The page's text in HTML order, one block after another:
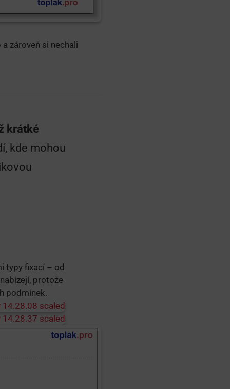
zároveň si nechali
krátké
kde mohou
typy fixací – od
protože
podmínek.